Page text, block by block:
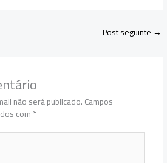
Post seguinte →
não será publicado.Campos
com*